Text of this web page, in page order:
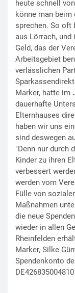
heute schnell
könne man
sprechen. So oft
aus Lörrach, und
Geld, das der
Arbeitsgebiet
verlässlichen
Marker, hatte im
dauerhafte
Elternhauses
haben wir uns
sind deswegen
"Denn nur durch
Kinder zu ihren
verbessert
werden vom
Fülle von
Maßnahmen
die neue
wieder in allen
Rheinfelden
Marker, Silke
Spendenkonto